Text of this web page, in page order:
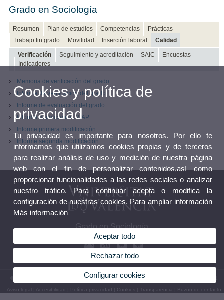
Grado en Sociología
Resumen Plan de estudios Competencias
Prácticas
Trabajo fin grado
Movilidad Inserción laboral Calidad
Verificación Seguimiento y acreditación SAIC
Encuestas
Indicadores
Memoria de verificación del grado
Informe de verificación del grado
Informe de evaluación del grado
Informe modificación AVAP
Informe primera modificación
Informe segunda modificación
Grado en Sociología
© 2026 UV. - Avinguda Tarongers, 4b 46021 València. Tel.: 96 3828500 Fax: 96 3828501
Aviso legal |Accesibilidad Política privacidad Cookies Transparencia Buzón de contacto
Cookies y política de
privacidad
Tu privacidad es importante para nosotros. Por ello te
informamos que utilizamos cookies propias y de terceros
para realizar análisis de uso y medición de nuestra página
web con el fin de personalizar contenidos,así como
proporcionar funcionalidades a las redes sociales o analizar
nuestro tráfico. Para continuar acepta o modifica la
configuración de nuestras cookies. Para ampliar información
Más información
Aceptar todo
Rechazar todo
Configurar cookies